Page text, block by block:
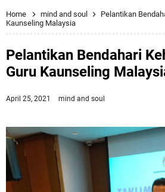
Home mind and soul
Pelantikan
Kaunseling Malaysia
Pelantikan Bendahari
Guru Kaunseling
April 25, 2021 mind and soul